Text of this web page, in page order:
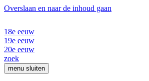
Overslaan en naar de inhoud gaan
18e eeuw
19e eeuw
20e eeuw
zoek
menu sluiten